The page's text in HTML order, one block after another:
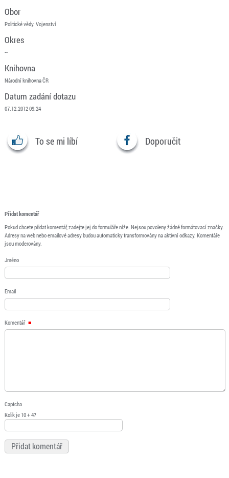
Obor
Politické vědy. Vojenství
Okres
--
Knihovna
Národní knihovna ČR
Datum zadání dotazu
07.12.2012 09:24
To se mi líbí Doporučit
Přidat komentář
Pokud chcete přidat komentář, zadejte jej do formuláře níže. Nejsou povoleny žádné formátovací značky.
Adresy na web nebo emailové adresy budou automaticky transformovány na aktivní odkazy. Komentáře
jsou moderovány.
Jméno
Email
Komentář
Captcha
Kolik je 10 + 4?